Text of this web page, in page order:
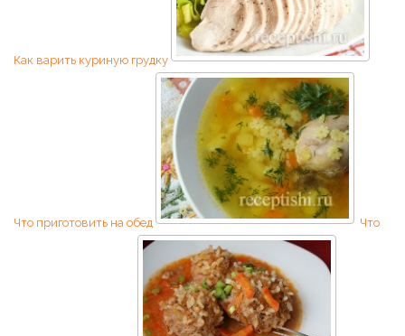
Как варить куриную грудку
Что приготовить на обед Что